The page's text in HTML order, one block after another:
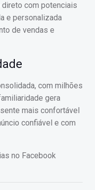
com potenciais
e personalizada
de vendas e
com milhões
gera
mais confortável
confiável e com